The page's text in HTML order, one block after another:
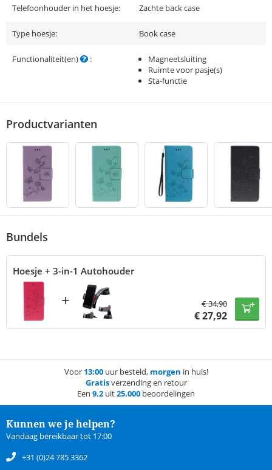
Telefoonhouder in het hoesje: Zachte back case
Type hoesje: Book case
Functionaliteit(en) :
Magneetsluiting
Ruimte voor pasje(s)
Sta-functie
Productvarianten
Bundels
Hoesje + 3-in-1 Autohouder
+ €34,90
€27,92
Voor 13:00uur besteld, morgen in huis!
Gratisverzending en retour
Een 9.2 uit25.000 beoordelingen
Kunnen we je helpen?
Vandaag bereikbaar tot 17:00
+31 (0)24 785 3362